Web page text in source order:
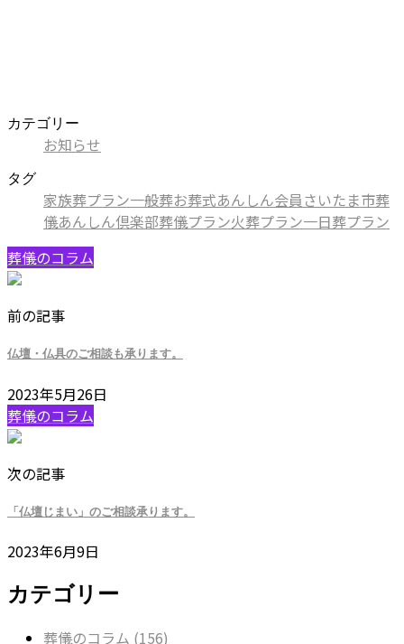
カテゴリー
お知らせ
タグ
家族葬プラン一般葬お葬式あんしん会員さいたま市葬
儀あんしん倶楽部葬儀プラン火葬プラン一日葬プラン
葬儀のコラム
前の記事
仏壇・仏具のご相談も承ります。
2023年5月26日
葬儀のコラム
次の記事
「仏壇じまい」のご相談承ります。
2023年6月9日
カテゴリー
葬儀のコラム (156)